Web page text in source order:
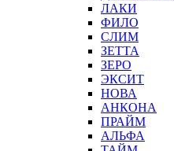
ЛАКИ
ФИЛО
СЛИМ
ЗЕТТА
ЗЕРО
ЭКСИТ
НОВА
АНКОНА
ПРАЙМ
АЛЬФА